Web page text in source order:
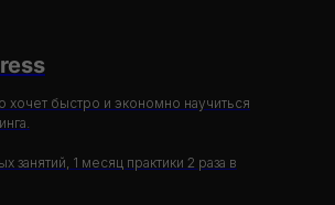
хочет быстро и экономно научиться
занятий, 1 месяц практики 2 раза в